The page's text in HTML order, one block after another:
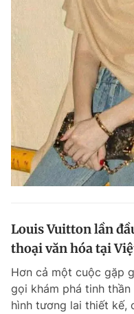
Louis Vuitton lần
thoại văn hóa tại
Hơn cả một cuộc gặp
gọi khám phá tinh
hình tương lai thiết kế,